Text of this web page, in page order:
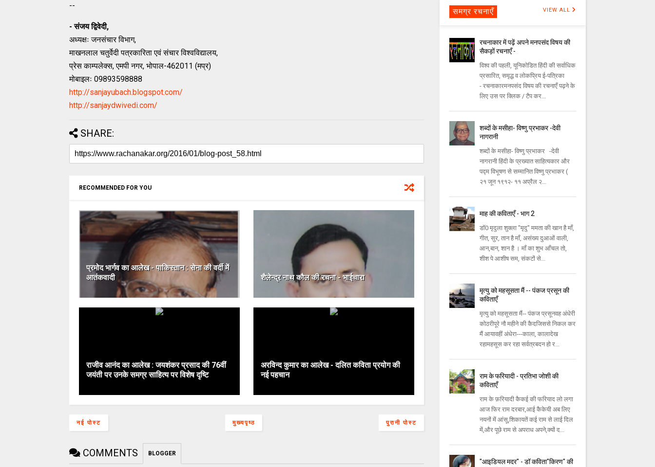
--
- संजय द्विवेदी,
अध्यक्षः जनसंचार विभाग,
माखनलाल चतुर्वेदी पत्रकारिता एवं संचार विश्वविद्यालय,
प्रेस काम्पलेक्स, एमपी नगर, भोपाल-462011 (मप्र)
मोबाइलः 09893598888
http://sanjayubach.blogspot.com/
http://sanjaydwivedi.com/
SHARE:
RECOMMENDED FOR YOU
प्रमोद भार्गव का आलेख - पाकिस्‍तान : सेना की वर्दी में
आतंकवादी
शैलेन्द्र नाथ कौल की रचना - भाईचारा
राजीव आनंद का आलेख : जयशंकर प्रसाद की 76वीं
जयंती पर उनके समग्र साहित्‍य पर विशेष दृष्टि
अरविन्‍द कुमार का आलेख - दलित कविता प्रयोग की
नई पहचान
नई पोस्ट पुरानी पोस्ट
मुख्यपृष्ठ
COMMENTS BLOGGER
समग्र रचनाएँ VIEW ALL
रचनाकार में पढ़ें अपने मनपसंद विषय की
सैकड़ों रचनाएँ -
विश्व की पहली, यूनिकोडित हिंदी की सर्वाधिक
प्रसारित, समृद्ध व लोकप्रिय ई-पत्रिका
- रचनाकारमनपसंद विषय की रचनाएँ पढ़ने के
लिए उस पर क्लिक / टैप कर...
शब्दों के मसीहा- विष्णु प्रभाकर -देवी
नागरानी
शब्दों के मसीहा- विष्णु प्रभाकर -देवी
नागरानी हिंदी के प्रख्यात साहित्यकार और
पद्म विभूषण से सम्मानित विष्णु प्रभाकर (
२१ जून १९१२- ११ अप्रैल २...
माह की कविताएँ - भाग 2
डॉ0 मृदुला शुक्ला "मृदु" ममता की खान है माँ,
गीत, सुर, तान है माँ, असंख्य दुआओं वाली,
आन,बान, शान है । माँ का शुभ आँचल तो,
शीश पे आशीष सम, संकटों से...
मृत्यु को महसूसता मैं -- पंकज प्रसून की
कविताएँ
मृत्यु को महसूसता मैं-- पंकज प्रसूनवह अंधेरी
कोठरीपूरे नौ महीने की कैदजिससे निकल कर
मैं आयावहीं अंधेरा---काला, कालादेख
रहामहसूस कर रहा सर्वत्रबदन हो र...
राम के फरियादी - प्रतिभा जोशी की
कविताएँ
राम के फ़रियादी कैकई की फरियाद लो लगा
आज फिर राम दरबार,आई कैकेयी अब लिए
नयनों में आंसू,शिकायतें कई राम से लाई दिल
में,और पूछे राम से अपराध अपने,क्यों द...
"आइडियल मदर" - डॉ कविता"किरण" की